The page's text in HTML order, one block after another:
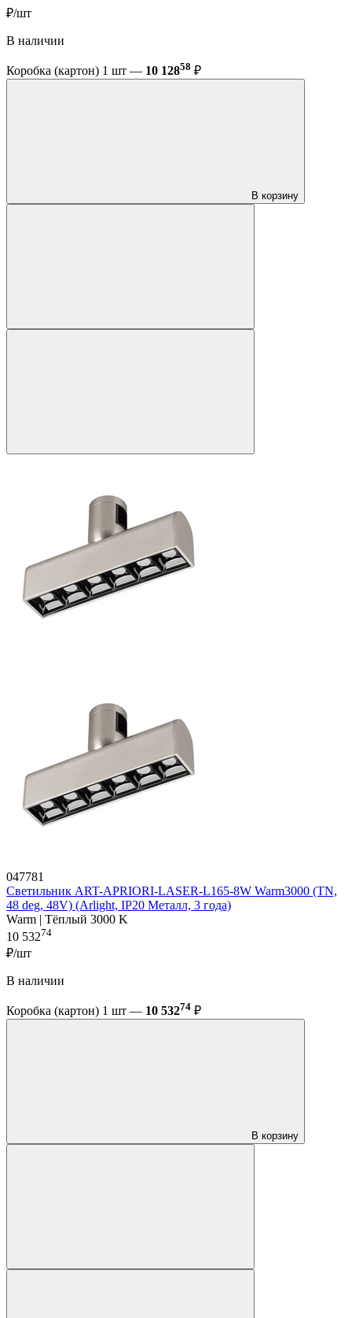
₽/шт
В наличии
Коробка (картон) 1 шт — 10 12858 ₽
В корзину
047781
Светильник ART-APRIORI-LASER-L165-8W Warm3000 (TN,
48 deg, 48V) (Arlight, IP20 Металл, 3 года)
Warm | Тёплый 3000 K
10 53274
₽/шт
В наличии
Коробка (картон) 1 шт — 10 53274 ₽
В корзину